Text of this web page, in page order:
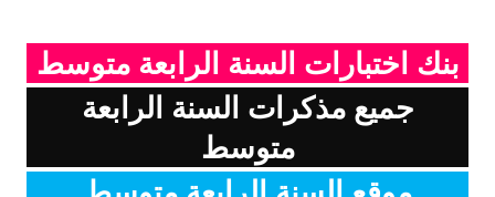
بنك اختبارات السنة الرابعة متوسط
جميع مذكرات السنة الرابعة
متوسط